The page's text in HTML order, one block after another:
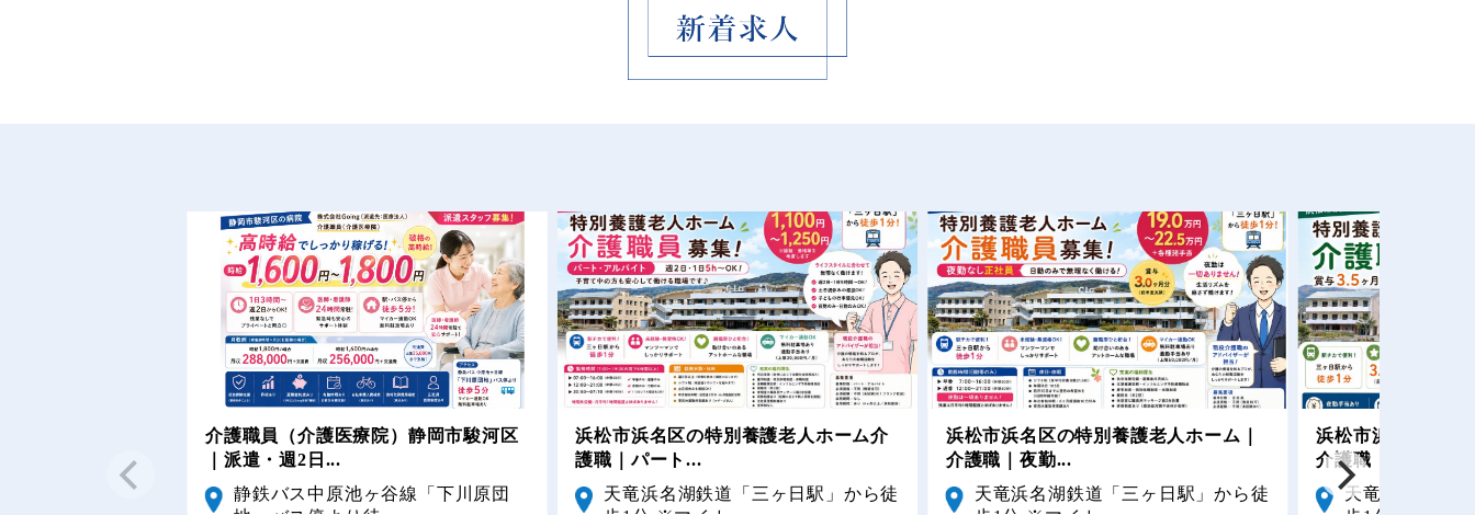
介護職員（介護医療院）静岡市駿河区
｜派遣・週2日...
静鉄バス中原池ヶ谷線「下川原団
浜松市浜名区の特別養護老人ホーム介
護職｜パート...
天竜浜名湖鉄道「三ヶ日駅」から徒
浜松市浜名区の特別養護老人ホーム｜
介護職｜夜勤...
天竜浜名湖鉄道「三ヶ日駅」から徒
浜松市浜名区の特
介護職｜賞与3...
天竜浜名湖鉄